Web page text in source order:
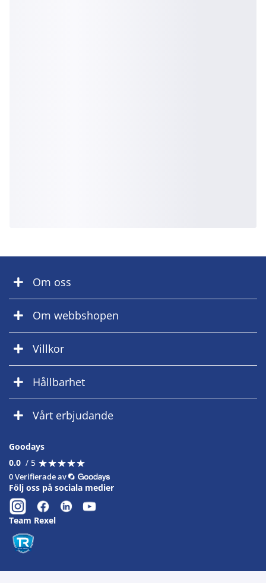
Om oss
Om webbshopen
Villkor
Hållbarhet
Vårt erbjudande
Goodays
0.0 / 5 ★★★★★
★★★★★
0 Verifierade av
Följ oss på sociala medier
Team Rexel